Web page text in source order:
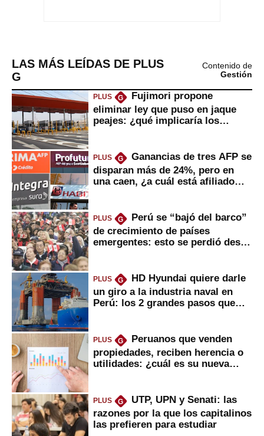
LAS MÁS LEÍDAS DE PLUS
G
Contenido de
Gestión
PLUS G
Fujimori propone
eliminar ley que puso en jaque
peajes: ¿qué implicaría los
PLUS G
Ganancias de tres AFP se
disparan más de 24%, pero en
una caen, ¿a cuál está afiliado
PLUS G
Perú se “bajó del barco”
de crecimiento de países
emergentes: esto se perdió desde
PLUS G
HD Hyundai quiere darle
un giro a la industria naval en
Perú: los 2 grandes pasos que
PLUS G
Peruanos que venden
propiedades, reciben herencia o
utilidades: ¿cuál es su nueva
PLUS G
UTP, UPN y Senati: las
razones por la que los capitalinos
las prefieren para estudiar